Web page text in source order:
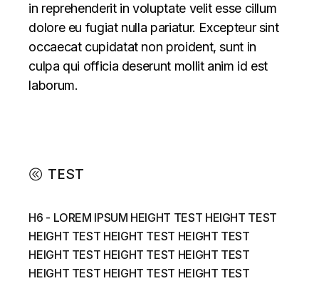
in reprehenderit in voluptate velit esse cillum
dolore eu fugiat nulla pariatur. Excepteur sint
occaecat cupidatat non proident, sunt in
culpa qui officia deserunt mollit anim id est
laborum.
TEST
H6 - LOREM IPSUM HEIGHT TEST HEIGHT TEST
HEIGHT TEST HEIGHT TEST HEIGHT TEST
HEIGHT TEST HEIGHT TEST HEIGHT TEST
HEIGHT TEST HEIGHT TEST HEIGHT TEST